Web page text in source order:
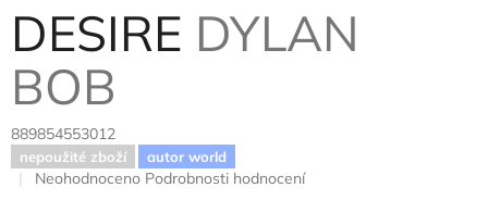
DESIRE DYLAN
BOB
889854553012
nepoužité zboží autor world
Průměrné
Neohodnoceno Podrobnosti hodnocení